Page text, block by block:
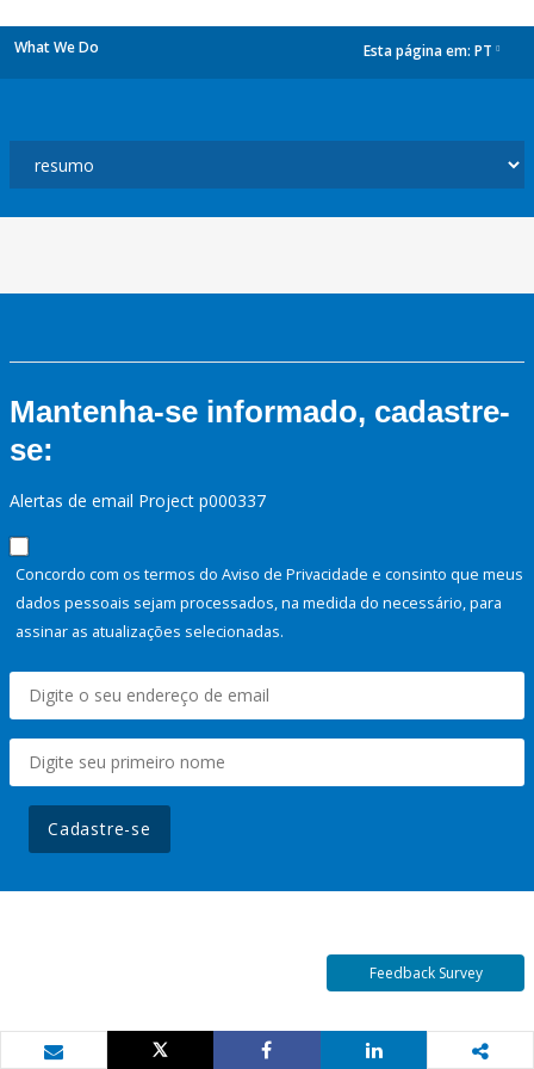
What We Do Esta página em: PT
Mantenha-se informado, cadastre-
se:
Alertas de email Project p000337
Concordo com os termos do Aviso de Privacidade e consinto que meus
dados pessoais sejam processados, na medida do necessário, para
assinar as atualizações selecionadas.
Cadastre-se
Feedback Survey